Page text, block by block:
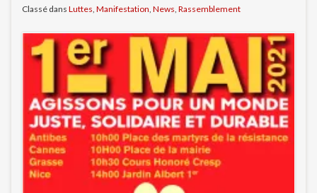
Classé dans Luttes Manifestation News Rassemblement